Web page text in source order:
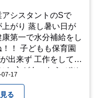
シスタントのSで
育園
出来ず 工作をしてい
07-17
る